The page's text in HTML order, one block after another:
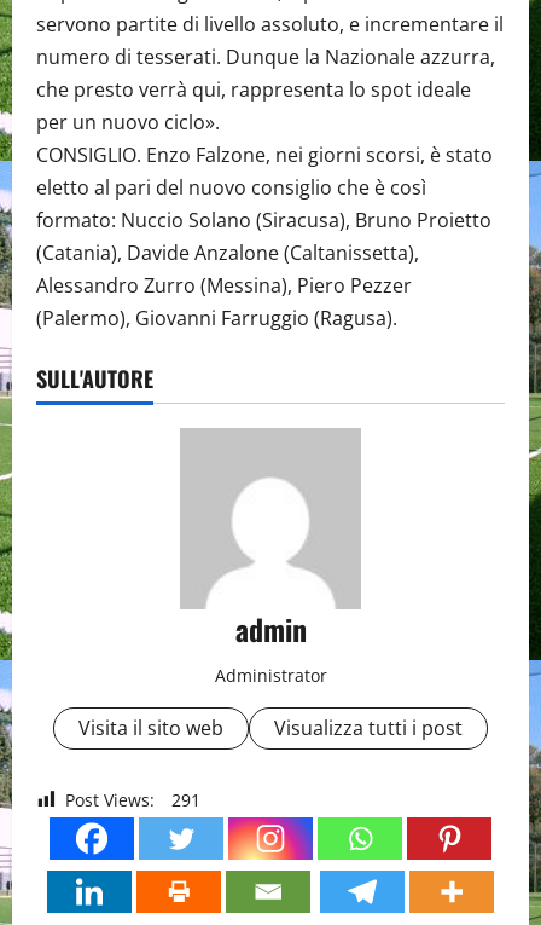
servono partite di livello assoluto, e incrementare il
numero di tesserati. Dunque la Nazionale azzurra,
che presto verrà qui, rappresenta lo spot ideale
per un nuovo ciclo».
CONSIGLIO. Enzo Falzone, nei giorni scorsi, è stato
eletto al pari del nuovo consiglio che è così
formato: Nuccio Solano (Siracusa), Bruno Proietto
(Catania), Davide Anzalone (Caltanissetta),
Alessandro Zurro (Messina), Piero Pezzer
(Palermo), Giovanni Farruggio (Ragusa).
SULL'AUTORE
admin
Administrator
Visita il sito web Visualizza tutti i post
Post Views: 291